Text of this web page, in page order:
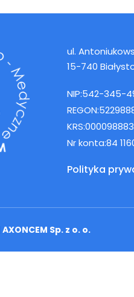
ul.
15-740
NIP:542-345-
REGON:
KRS:
Nr konta:84
Polityka
AXONCEM Sp. z o. o.